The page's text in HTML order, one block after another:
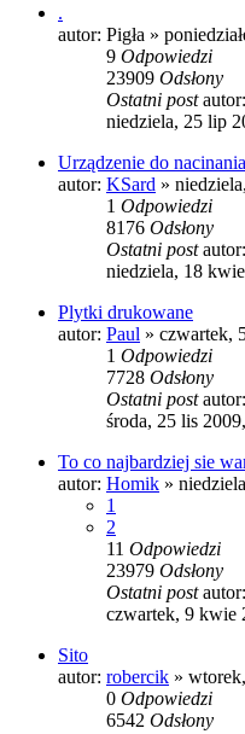
.
autor: Pigła »
9 Odpowiedzi
23909 Odsłony
Ostatni postautor:
niedziela, 25 lip
Urządzenie do
autor: KSard »
1 Odpowiedzi
8176 Odsłony
Ostatni postautor:
niedziela, 18
Plytki drukowane
autor: Paul » czwartek,
1 Odpowiedzi
7728 Odsłony
Ostatni postautor:
środa, 25 lis
To co najbardziej sie
autor: Homik »
1
2
11 Odpowiedzi
23979 Odsłony
Ostatni postautor:
czwartek, 9 kwie
Sito
autor: robercik »
0 Odpowiedzi
6542 Odsłony